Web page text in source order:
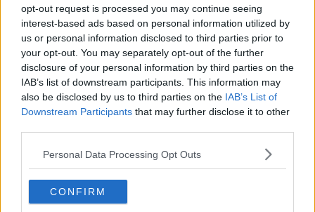
opt-out request is processed you may continue seeing
interest-based ads based on personal information utilized by
us or personal information disclosed to third parties prior to
your opt-out. You may separately opt-out of the further
disclosure of your personal information by third parties on the
IAB’s list of downstream participants. This information may
also be disclosed by us to third parties on the IAB’s List of
Downstream Participants that may further disclose it to other
Personal Data Processing Opt Outs
CONFIRM
Opskriftsinfo
Ret : Frokost-Frokostretter
Hovedingrediens :Kylling-Kyllingefilet
Oprindelsesland :Danmark
Indsendt :2006-06-06